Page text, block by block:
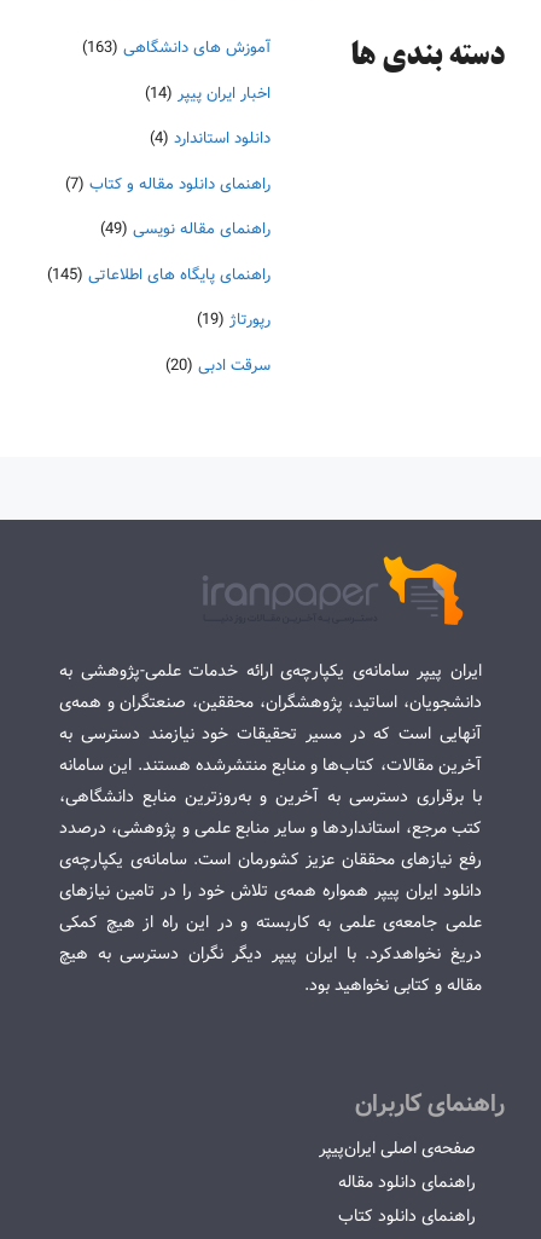
دسته‌ بندی ها آموزش های دانشگاهی (163)
اخبار ایران پیپر (14)
دانلود استاندارد (4)
راهنمای دانلود مقاله و کتاب (7)
راهنمای مقاله نویسی (49)
راهنمای پایگاه های اطلاعاتی (145)
رپورتاژ (19)
سرقت ادبی (20)
ایران پیپر سامانه‌ی یکپارچه‌ی ارائه خدمات علمی-پژوهشی به
دانشجویان، اساتید، پژوهشگران، محققین، صنعتگران و همه‌ی
آنهایی است که در مسیر تحقیقات خود نیازمند دسترسی به
آخرین مقالات، کتاب‌ها و منابع منتشرشده هستند. این سامانه
با برقراری دسترسی به آخرین و به‌روزترین منابع دانشگاهی،
کتب مرجع، استانداردها و سایر منابع علمی و پژوهشی، درصدد
رفع نیازهای محققان عزیز کشورمان است. سامانه‌ی یکپارچه‌ی
دانلود ایران پیپر همواره همه‌ی تلاش خود را در تامین نیازهای
علمی جامعه‌ی علمی به کاربسته و در این راه از هیچ کمکی
دریغ نخواهدکرد. با ایران پیپر دیگر نگران دسترسی به هیچ
مقاله و کتابی نخواهید بود.
راهنمای کاربران
صفحه‌ی اصلی ایران‌پیپر
راهنمای دانلود مقاله
راهنمای دانلود کتاب